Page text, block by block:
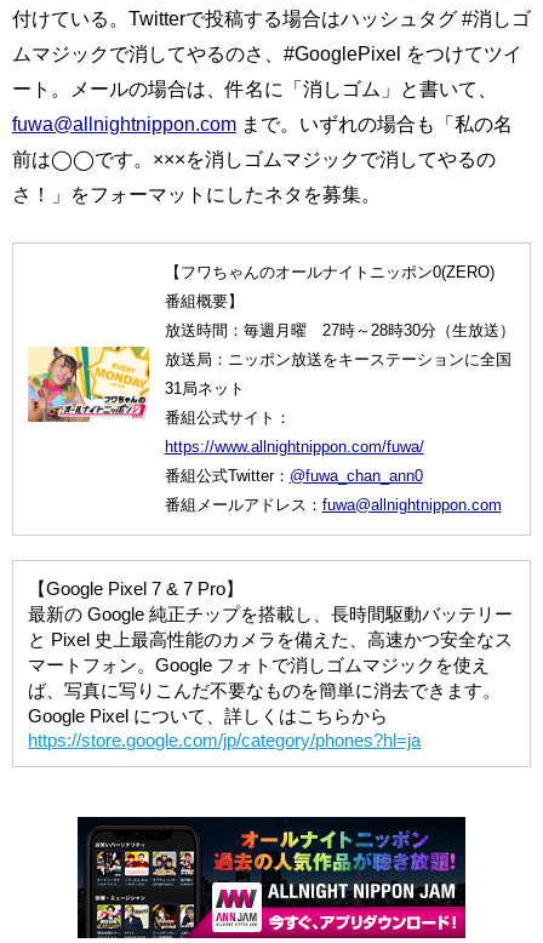
付けている。Twitterで投稿する場合はハッシュタグ #消しゴ
ムマジックで消してやるのさ、#GooglePixel をつけてツイ
ート。メールの場合は、件名に「消しゴム」と書いて、
fuwa@allnightnippon.com まで。いずれの場合も「私の名
前は◯◯です。×××を消しゴムマジックで消してやるの
さ！」をフォーマットにしたネタを募集。
【フワちゃんのオールナイトニッポン0(ZERO)
番組概要】
放送時間：毎週月曜 27時～28時30分（生放送）
放送局：ニッポン放送をキーステーションに全国
31局ネット
番組公式サイト：
https://www.allnightnippon.com/fuwa/
番組公式Twitter： @fuwa_chan_ann0
番組メールアドレス： fuwa@allnightnippon.com
【Google Pixel 7 & 7 Pro】
最新の Google 純正チップを搭載し、長時間駆動バッテリー
と Pixel 史上最高性能のカメラを備えた、高速かつ安全なス
マートフォン。Google フォトで消しゴムマジックを使え
ば、写真に写りこんだ不要なものを簡単に消去できます。
Google Pixel について、詳しくはこちらから
https://store.google.com/jp/category/phones?hl=ja